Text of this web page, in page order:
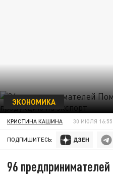
ЭКОНОМИКА
КРИСТИНА КАШИНА 30 ИЮЛЯ 16:55
ПОДПИШИТЕСЬ:
96